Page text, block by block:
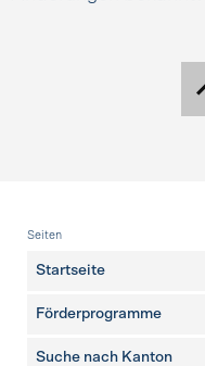
Fusszeile
Seiten
Startseite
Förderprogramme
Suche nach Kanton